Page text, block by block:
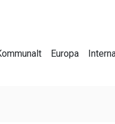
Europa